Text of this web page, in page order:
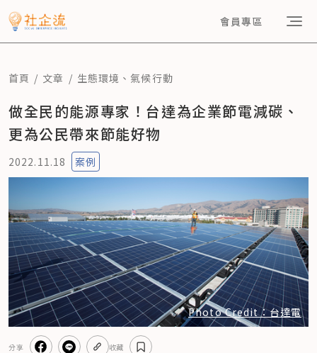
會員專區
首頁 文章 生態環境 、 氣候行動
做全民的能源專家！台達為企業節電減碳、
更為公民帶來節能好物
2022.11.18 案例
Photo Credit：台達電
分享 收藏